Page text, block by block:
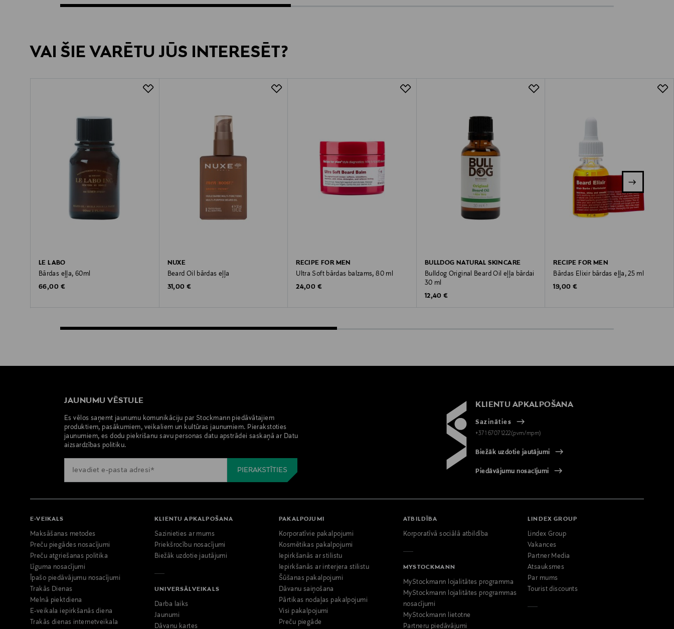
VAI ŠIE VARĒTU JŪS INTERESĒT?
LE LABO
Bārdas eļļa, 60ml
Original Price
66,00 €
NUXE
Beard Oil bārdas eļļa
Original Price
31,00 €
RECIPE FOR MEN
Ultra Soft bārdas balzams, 80 ml
Original Price
24,00 €
BULLDOG NATURAL SKINCARE
Bulldog Original Beard Oil eļļa bārdai
30 ml
Original Price
12,40 €
RECIPE FOR MEN
Bārdas Elixir bārdas eļļa, 25 ml
Original Price
19,00 €
JAUNUMU VĒSTULE
Es vēlos saņemt jaunumu komunikāciju par Stockmann piedāvātajiem
produktiem, pasākumiem, veikaliem un kultūras jaunumiem. Pierakstoties
jaunumiem, es dodu piekrišanu savu personas datu apstrādei saskaņā ar Datu
aizsardzības politiku.
KLIENTU APKALPOŠANA
Sazināties
+371 67071222(pvm/mpm)
Biežāk uzdotie jautājumi
Piedāvājumu nosacījumi
E-VEIKALS
Maksāšanas metodes
Preču piegādes nosacījumi
Preču atgriešanas politika
Līguma nosacījumi
Īpašo piedāvājumu nosacījumi
Trakās Dienas
Melnā piektdiena
E-veikala iepirkšanās diena
Trakās dienas internetveikala
KLIENTU APKALPOŠANA
Sazinieties ar mums
Priekšrocību nosacījumi
Biežāk uzdotie jautājumi
UNIVERSĀLVEIKALS
Darba laiks
Jaunumi
Dāvanu kartes
PAKALPOJUMI
Korporatīvie pakalpojumi
Kosmētikas pakalpojumi
Iepirkšanās ar stilistu
Iepirkšanās ar interjera stilistu
Šūšanas pakalpojumi
Dāvanu saiņošana
Pārtikas nodaļas pakalpojumi
Visi pakalpojumi
Preču piegāde
ATBILDĪBA
Korporatīvā sociālā atbildība
MYSTOCKMANN
MyStockmann lojalitātes programma
MyStockmann lojalitātes programmas
nosacījumi
MyStockmann lietotne
Partneru piedāvājumi
LINDEX GROUP
Lindex Group
Vakances
Partner Media
Atsauksmes
Par mums
Tourist discounts